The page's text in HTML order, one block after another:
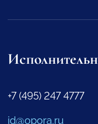
+7 (495) 247 4777
id@opora.ru